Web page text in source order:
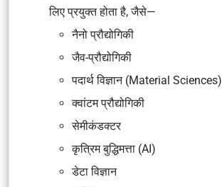
लिए प्रयुक्त होता है, जैसे—
नैनो प्रौद्योगिकी
जैव-प्रौद्योगिकी
पदार्थ विज्ञान (Material Sciences)
क्वांटम प्रौद्योगिकी
सेमीकंडक्टर
कृत्रिम बुद्धिमत्ता (AI)
डेटा विज्ञान